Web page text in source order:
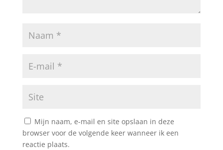
Mijn naam, e-mail en site opslaan in deze
browser voor de volgende keer wanneer ik een
reactie plaats.